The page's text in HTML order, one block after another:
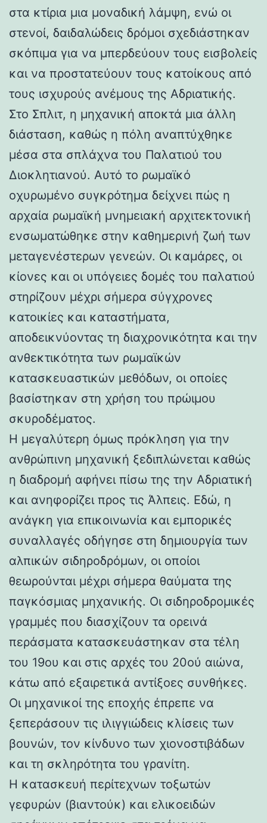
στα κτίρια μια μοναδική λάμψη, ενώ οι
στενοί, δαιδαλώδεις δρόμοι σχεδιάστηκαν
σκόπιμα για να μπερδεύουν τους εισβολείς
και να προστατεύουν τους κατοίκους από
τους ισχυρούς ανέμους της Αδριατικής.
Στο Σπλιτ, η μηχανική αποκτά μια άλλη
διάσταση, καθώς η πόλη αναπτύχθηκε
μέσα στα σπλάχνα του Παλατιού του
Διοκλητιανού. Αυτό το ρωμαϊκό
οχυρωμένο συγκρότημα δείχνει πώς η
αρχαία ρωμαϊκή μνημειακή αρχιτεκτονική
ενσωματώθηκε στην καθημερινή ζωή των
μεταγενέστερων γενεών. Οι καμάρες, οι
κίονες και οι υπόγειες δομές του παλατιού
στηρίζουν μέχρι σήμερα σύγχρονες
κατοικίες και καταστήματα,
αποδεικνύοντας τη διαχρονικότητα και την
ανθεκτικότητα των ρωμαϊκών
κατασκευαστικών μεθόδων, οι οποίες
βασίστηκαν στη χρήση του πρώιμου
σκυροδέματος.
Η μεγαλύτερη όμως πρόκληση για την
ανθρώπινη μηχανική ξεδιπλώνεται καθώς
η διαδρομή αφήνει πίσω της την Αδριατική
και ανηφορίζει προς τις Άλπεις. Εδώ, η
ανάγκη για επικοινωνία και εμπορικές
συναλλαγές οδήγησε στη δημιουργία των
αλπικών σιδηροδρόμων, οι οποίοι
θεωρούνται μέχρι σήμερα θαύματα της
παγκόσμιας μηχανικής. Οι σιδηροδρομικές
γραμμές που διασχίζουν τα ορεινά
περάσματα κατασκευάστηκαν στα τέλη
του 19ου και στις αρχές του 20ού αιώνα,
κάτω από εξαιρετικά αντίξοες συνθήκες.
Οι μηχανικοί της εποχής έπρεπε να
ξεπεράσουν τις ιλιγγιώδεις κλίσεις των
βουνών, τον κίνδυνο των χιονοστιβάδων
και τη σκληρότητα του γρανίτη.
Η κατασκευή περίτεχνων τοξωτών
γεφυρών (βιαντούκ) και ελικοειδών